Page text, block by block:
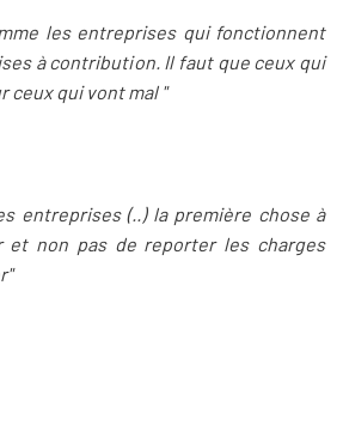
les entreprises qui fonctionnent
à contribution. Il faut que ceux qui
ceux qui vont mal "
entreprises (..) la première chose à
et non pas de reporter les charges